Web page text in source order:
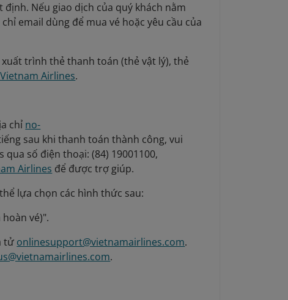
Nếu giao dịch của quý khách nằm
email dùng để mua vé hoặc yêu cầu của
trình thẻ thanh toán (thẻ vật lý), thẻ
Airlines.
chỉ no-
sau khi thanh toán thành công, vui
số điện thoại: (84) 19001100,
Airlines để được trợ giúp.
lựa chọn các hình thức sau:
vé)".
tử onlinesupport@vietnamairlines.com.
.